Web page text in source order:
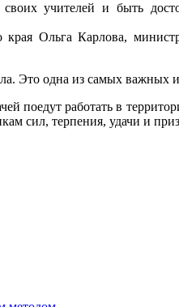
учителей и быть
края Ольга Карлова,
Это одна из самых
работать в
сил, терпения, удачи и